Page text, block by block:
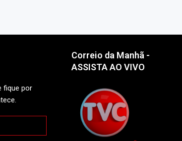
fique por
Correio da Manhã -
ASSISTA AO VIVO